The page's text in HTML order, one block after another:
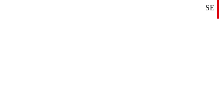
SE